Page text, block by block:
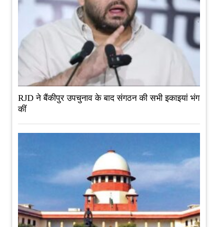
RJD ने बैंकीपुर उपचुनाव के बाद संगठन की सभी इकाइयां भंग
कीं